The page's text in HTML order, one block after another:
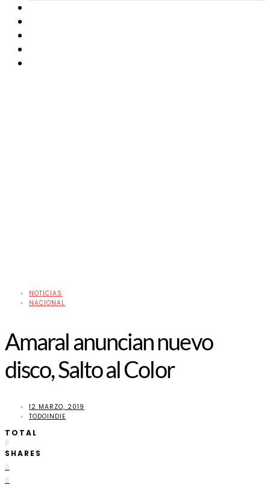
NOTICIAS
NACIONAL
Amaral anuncian nuevo
disco, Salto al Color
12 MARZO, 2019
TODOINDIE
TOTAL
0
SHARES
0
0